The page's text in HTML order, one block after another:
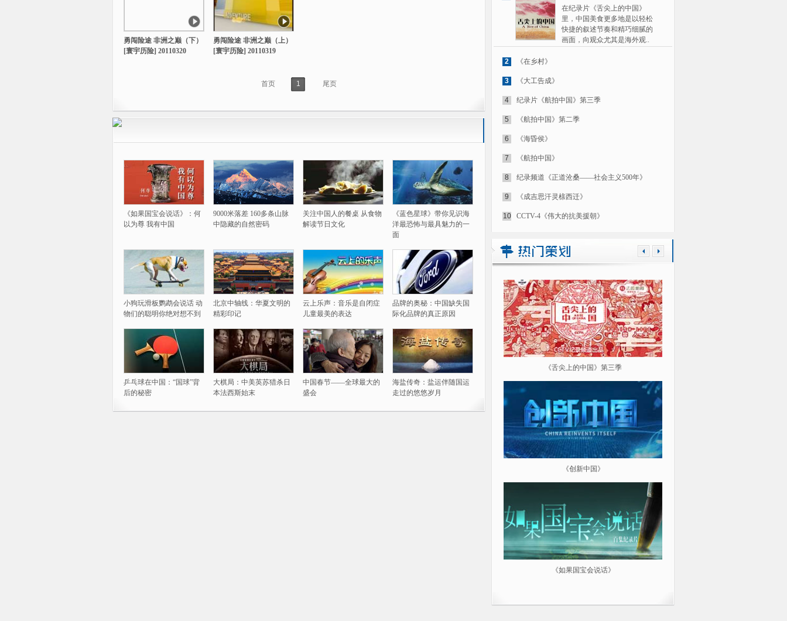
勇闯险途 非洲之巅（下）
[寰宇历险] 20110320
勇闯险途 非洲之巅（上）
[寰宇历险] 20110319
首页 1 尾页
《如果国宝会说话》：何
以为尊 我有中国
9000米落差 160多条山脉
中隐藏的自然密码
关注中国人的餐桌 从食物
解读节日文化
《蓝色星球》带你见识海
洋最恐怖与最具魅力的一
面
小狗玩滑板鹦鹉会说话 动
物们的聪明你绝对想不到
北京中轴线：华夏文明的
精彩印记
云上乐声：音乐是自闭症
儿童最美的表达
品牌的奥秘：中国缺失国
际化品牌的真正原因
乒乓球在中国：“国球”背
后的秘密
大棋局：中美英苏猎杀日
本法西斯始末
中国春节——全球最大的
盛会
海盐传奇：盐运伴随国运
走过的悠悠岁月
在纪录片《舌尖上的中国》
里，中国美食更多地是以轻松
快捷的叙述节奏和精巧细腻的
画面，向观众尤其是海外观..
2 《在乡村》
3 《大工告成》
4 纪录片《航拍中国》第三季
5 《航拍中国》第二季
6 《海昏侯》
7 《航拍中国》
8 纪录频道《正道沧桑——社会主义500年》
9 《成吉思汗灵榇西迁》
10 CCTV-4《伟大的抗美援朝》
《舌尖上的中国》第三季
《创新中国》
《如果国宝会说话》